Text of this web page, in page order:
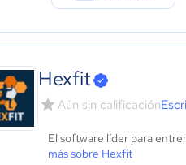
Turismo
Moda y textiles
Hexfit
Aún sin calificación
El software líder para
más sobre Hexfit